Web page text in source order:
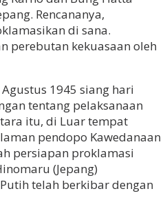
Rencananya,
di sana.
perebutan kekuasaan oleh
1945 siang hari
tentang pelaksanaan
itu, di Luar tempat
pendopo Kawedanaan
persiapan proklamasi
(Jepang)
telah berkibar dengan